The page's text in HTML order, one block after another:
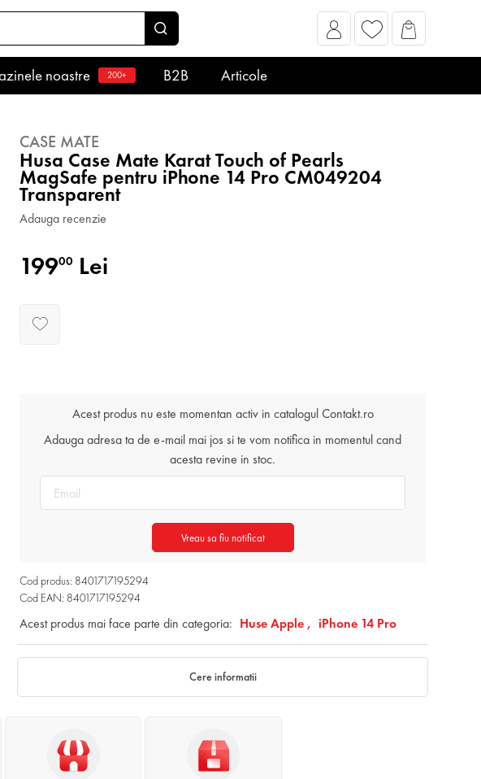
noastre 200+ B2B Articole
CASE MATE
Husa Case Mate Karat Touch of Pearls
MagSafe pentru iPhone 14 Pro CM049204
Transparent
Adauga recenzie
19900 Lei
Acest produs nu este momentan activ in catalogul Contakt.ro
Adauga adresa ta de e-mail mai jos si te vom notifica in momentul cand
acesta revine in stoc.
Vreau sa fiu notificat
Cod produs: 8401717195294
Cod EAN: 8401717195294
Acest produs mai face parte din categoria: Huse Apple , iPhone 14 Pro
Cere informatii